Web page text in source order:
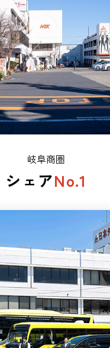
岐阜商圏
シェアNo.1